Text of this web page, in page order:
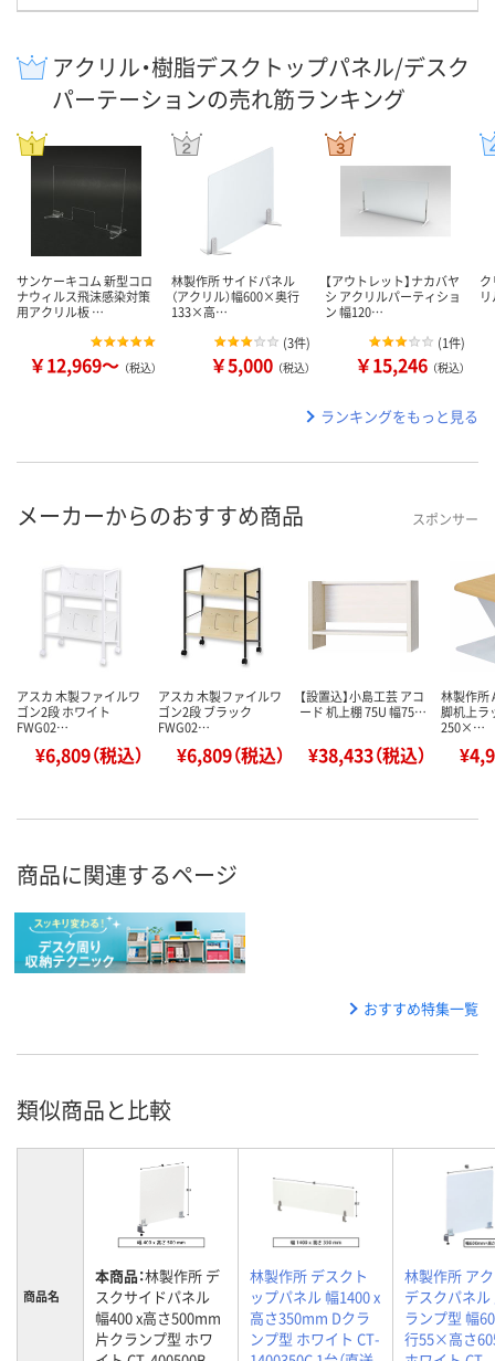
アクリル・樹脂デスクトップパネル/デスク
パーテーションの売れ筋ランキング
サンケーキコム 新型コロ
ナウィルス飛沫感染対策
用アクリル板 …
￥12,969～ （税込）
林製作所 サイドパネル
（アクリル）幅600×奥行
133×高…
(3件)
￥5,000 （税込）
【アウトレット】ナカバヤ
シ アクリルパーティショ
ン 幅120…
(1件)
￥15,246 （税込）
ランキングをもっと見る
メーカーからのおすすめ商品 スポンサー
アスカ 木製ファイルワ
ゴン2段 ホワイト
FWG02…
¥6,809（税込）
アスカ 木製ファイルワ
ゴン2段 ブラック
FWG02…
¥6,809（税込）
【設置込】小島工芸 アコ
ード 机上棚 75U 幅75…
¥38,433（税込）
林製作所
脚机上ラ
250×…
商品に関連するページ
おすすめ特集一覧
類似商品と比較
商品名
本商品：林製作所 デ
スクサイドパネル
幅400 x高さ500mm
片クランプ型 ホワ
林製作所 デスクト
ップパネル 幅1400 x
高さ350mm Dクラ
ンプ型 ホワイト CT-
林製作所 ア
デスクパネル
ランプ型 幅
行55×高さ